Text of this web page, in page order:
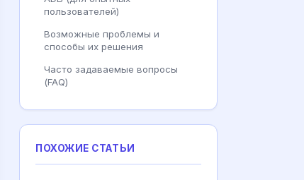
пользователей)
Возможные проблемы и
способы их решения
Часто задаваемые вопросы
(FAQ)
ПОХОЖИЕ СТАТЬИ